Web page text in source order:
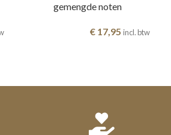
gemengde noten
€17,95 incl. btw